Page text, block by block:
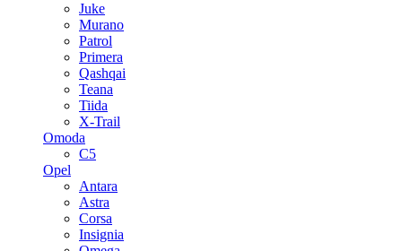
Juke
Murano
Patrol
Primera
Qashqai
Teana
Tiida
X-Trail
Omoda
C5
Opel
Antara
Astra
Corsa
Insignia